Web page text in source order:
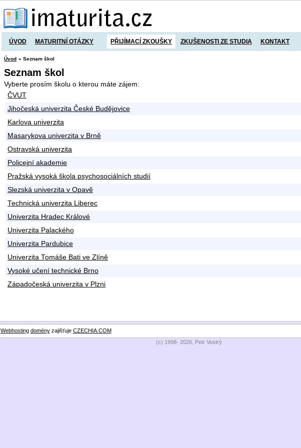
ÚVOD MATURITNÍ OTÁZKY PŘIJÍMACÍ ZKOUŠKY ZKUŠENOSTI ZE STUDIA KONTAKT
Úvod » Seznam škol
Seznam škol
Vyberte prosím školu o kterou máte zájem:
ČVUT
Jihočeská univerzita České Budějovice
Karlova univerzita
Masarykova univerzita v Brně
Ostravská univerzita
Policejní akademie
Pražská vysoká škola psychosociálních studií
Slezská univerzita v Opavě
Technická univerzita Liberec
Univerzita Hradec Králové
Univerzita Palackého
Univerzita Pardubice
Univerzita Tomáše Bati ve Zlíně
Vysoké učení technické Brno
Západočeská univerzita v Plzni
Webhosting doményzajišťuje CZECHIA.COM
(c) 1998- 2026, Petr Vostrý